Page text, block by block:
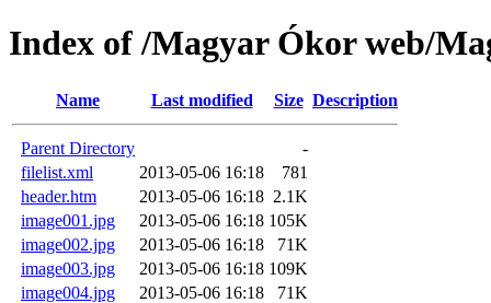
Index of /Magyar Ókor web/
Name Last modified Size Description
Parent Directory
-
filelist.xml
2013-05-06 16:18
781
header.htm
2013-05-06 16:18 2.1K
image001.jpg
2013-05-06 16:18 105K
image002.jpg
2013-05-06 16:18
71K
image003.jpg
2013-05-06 16:18 109K
image004.jpg
2013-05-06 16:18
71K